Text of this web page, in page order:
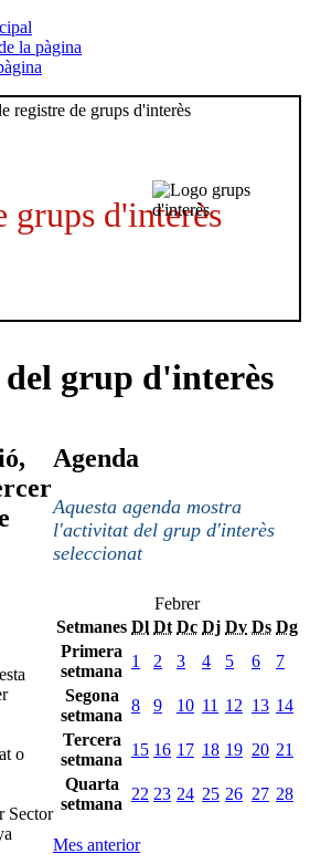
la pàgina
grups d'interès
grup d'interès
o
Sector
Agenda
Aquesta agenda mostra
l'activitat del grup d'interès
seleccionat
Febrer
Setmanes Dl Dt Dc Dj Dv Ds Dg
Primera
setmana
1 2 3 4 5 6
7
Segona
setmana
8 9 10 11 12 13 14
Tercera
setmana
15 16 17 18 19 20 21
Quarta
setmana
22 23 24 25 26 27 28
Mes anterior